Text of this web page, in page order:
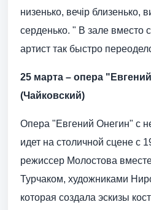
низенько, вечір близенько,
серденько. " В зале вместо
артист так быстро
25 марта – опера
(Чайковский)
Опера "Евгений Онегин" с
идет на столичной сцене с
режиссер Молостова
Турчаком, художниками
которая создала эскизы